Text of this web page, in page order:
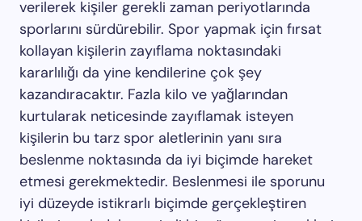
verilerek kişiler gerekli zaman periyotlarında
sporlarını sürdürebilir. Spor yapmak için fırsat
kollayan kişilerin zayıflama noktasındaki
kararlılığı da yine kendilerine çok şey
kazandıracaktır. Fazla kilo ve yağlarından
kurtularak neticesinde zayıflamak isteyen
kişilerin bu tarz spor aletlerinin yanı sıra
beslenme noktasında da iyi biçimde hareket
etmesi gerekmektedir. Beslenmesi ile sporunu
iyi düzeyde istikrarlı biçimde gerçekleştiren